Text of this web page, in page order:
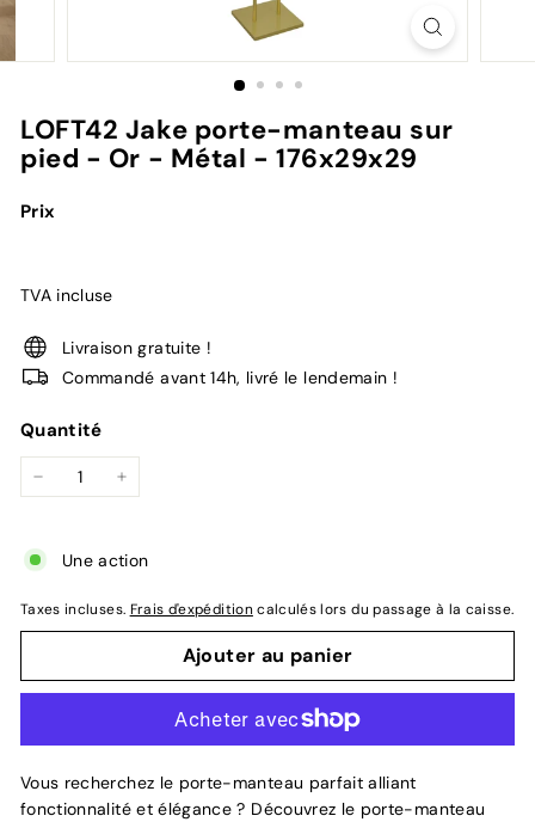
LOFT42 Jake porte-manteau sur
pied - Or - Métal - 176x29x29
Prix
TVA incluse
Livraison gratuite !
Commandé avant 14h, livré le lendemain !
Quantité
Une action
Taxes incluses. Frais d'expédition calculés lors du passage à la caisse.
Ajouter au panier
Vous recherchez le porte-manteau parfait alliant
fonctionnalité et élégance ? Découvrez le porte-manteau